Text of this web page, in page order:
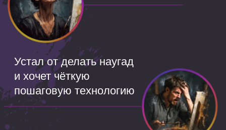
Какие материалы
Почему 90% художников
не зарабатывают и как
не попасть в эту ловушку